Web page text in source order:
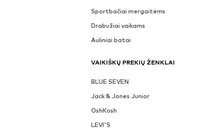
Sportbačiai mergaitėms
Drabužiai vaikams
Auliniai batai
VAIKIŠKŲ PREKIŲ ŽENKLAI
BLUE SEVEN
Jack & Jones Junior
OshKosh
LEVI'S